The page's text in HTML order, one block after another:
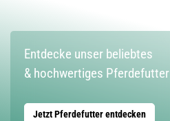
Entdecke unser beliebtes
& hochwertiges Pferdefutter
Jetzt Pferdefutter entdecken